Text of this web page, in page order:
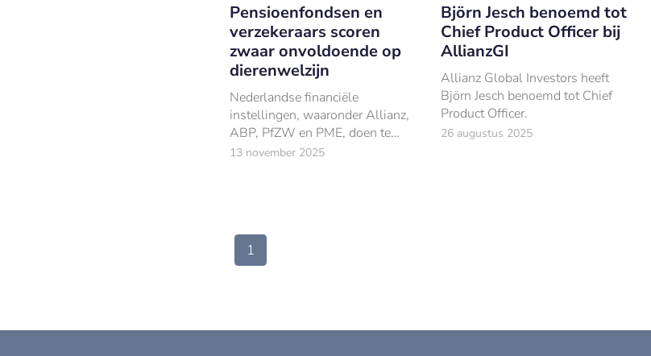
Pensioenfondsen en
verzekeraars scoren
zwaar onvoldoende op
dierenwelzijn
Nederlandse financiële
instellingen, waaronder Allianz,
ABP, PfZW en PME, doen te
weinig om het dierenwelzijn te
13 november 2025
Björn Jesch benoemd tot
Chief Product Officer bij
AllianzGI
Allianz Global Investors heeft
Björn Jesch benoemd tot Chief
Product Officer.
26 augustus 2025
1